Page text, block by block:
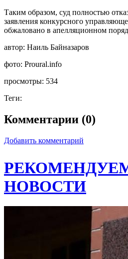
Таким образом, суд полностью
заявления конкурсного
обжаловано в апелляционном
автор: Наиль Байназаров
фото: Proural.info
просмотры: 534
Теги:
Комментарии (0)
Добавить комментарий
НОВОСТИ